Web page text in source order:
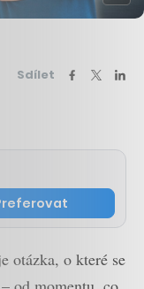
Sdílet
otázka, o které se